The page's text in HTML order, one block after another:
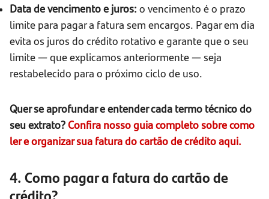
Data de vencimento e juros: o vencimento é o prazo
limite para pagar a fatura sem encargos. Pagar em dia
evita os juros do crédito rotativo e garante que o seu
limite — que explicamos anteriormente — seja
restabelecido para o próximo ciclo de uso.
Quer se aprofundar e entender cada termo técnico do
seu extrato?Confira nosso guia completo sobre como
ler e organizar sua fatura do cartão de crédito aqui.
4. Como pagar a fatura do cartão de
crédito?